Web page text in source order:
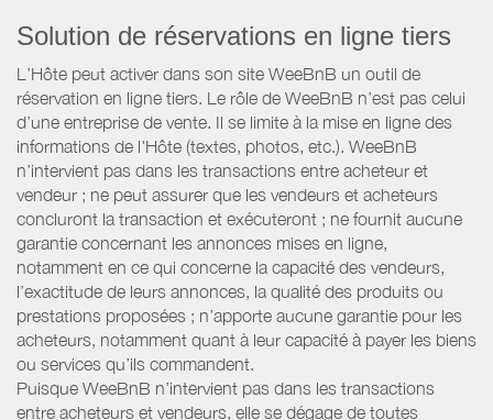
Solution de réservations en ligne tiers
L’Hôte peut activer dans son site WeeBnB un outil de
réservation en ligne tiers. Le rôle de WeeBnB n’est pas celui
d’une entreprise de vente. Il se limite à la mise en ligne des
informations de l'Hôte (textes, photos, etc.). WeeBnB
n’intervient pas dans les transactions entre acheteur et
vendeur ; ne peut assurer que les vendeurs et acheteurs
concluront la transaction et exécuteront ; ne fournit aucune
garantie concernant les annonces mises en ligne,
notamment en ce qui concerne la capacité des vendeurs,
l’exactitude de leurs annonces, la qualité des produits ou
prestations proposées ; n’apporte aucune garantie pour les
acheteurs, notamment quant à leur capacité à payer les biens
ou services qu’ils commandent.
Puisque WeeBnB n’intervient pas dans les transactions
entre acheteurs et vendeurs, elle se dégage de toutes